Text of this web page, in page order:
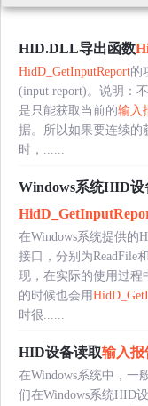
HID.DLL导出函数
HidD_GetInputReport的
(input report)。说明：
是只能获取当前的输入
据。所以如果要连续的
时，......
Windows系统HID设
在Windows系统提供的
接口，分别为ReadFile和
现，在实际的使用过程
的时候也会用
时很......
HID设备读取输入报
在Windows系统中，一
们在Windows系统HID